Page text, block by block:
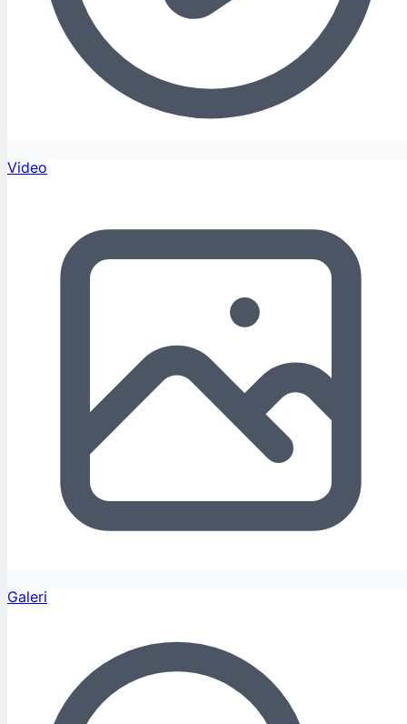
Video
Galeri